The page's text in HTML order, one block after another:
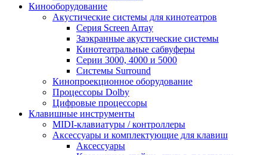
Кинооборудование
Акустические системы для кинотеатров
Cерия Screen Array
Заэкранные акустические системы
Кинотеатральные сабвуферы
Серии 3000, 4000 и 5000
Системы Surround
Кинопроекционное оборудование
Процессоры Dolby
Цифровые процессоры
Клавишные инструменты
MIDI-клавиатуры / контроллеры
Аксессуары и комплектующие для клавиш
Аксессуары